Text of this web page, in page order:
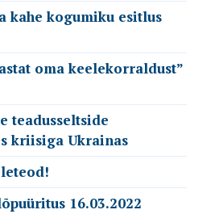
kahe kogumiku esitlus
oma keelekorraldust”
teadusseltside
kriisiga Ukrainas
16.03.2022